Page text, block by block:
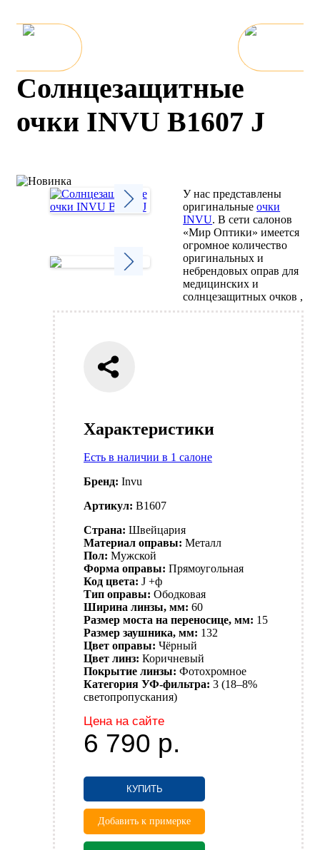
Солнцезащитные
очки INVU B1607 J
Характеристики
Есть в наличии в 1 салоне
Бренд: Invu
Артикул: B1607
Страна: Швейцария
Материал оправы: Металл
Пол: Мужской
Форма оправы: Прямоугольная
Код цвета: J +ф
Тип оправы: Ободковая
Ширина линзы, мм: 60
Размер моста на переносице, мм: 15
Размер заушника, мм: 132
Цвет оправы: Чёрный
Цвет линз: Коричневый
Покрытие линзы: Фотохромное
Категория УФ-фильтра: 3 (18–8%
светопропускания)
Цена на сайте
6 790 р.
КУПИТЬ
Добавить к примерке
У нас представлены
оригинальныеочки
INVU. В сети салонов
«Мир Оптики» имеется
огромное количество
оригинальных и
небрендовых оправ для
медицинских и
солнцезащитных очков ,